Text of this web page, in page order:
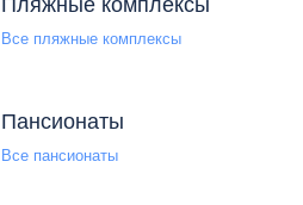
Пляжные комплексы
Все пляжные комплексы
Пансионаты
Все пансионаты